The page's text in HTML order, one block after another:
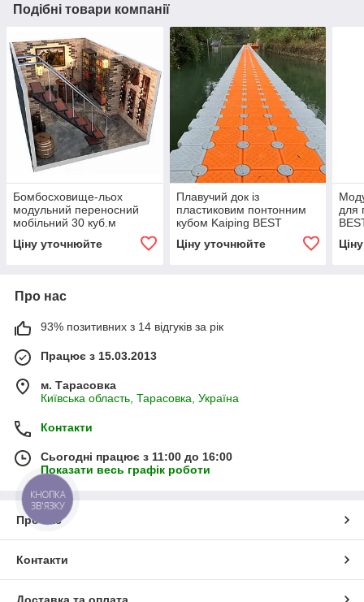
Подібні товари компанії
Бомбосховище-льох
модульний переносний
мобільний 30 куб.м
Ціну уточнюйте
Плавучий док із
пластиковим понтонним
кубом Kaiping BEST
Ціну уточнюйте
для
Про нас
93% позитивних з 14 відгуків за рік
Працює з 15.03.2013
м. Тарасовка
Київська область, Тарасовка, Україна
Контакти
Сьогодні працює з 11:00 до 16:00
Показати весь графік роботи
Про нас
Контакти
КНОПКА
ЗВ'ЯЗКУ